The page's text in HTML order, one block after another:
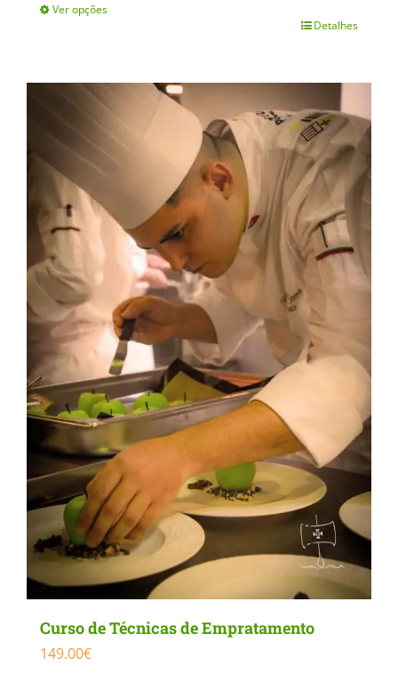
Ver opções
has
variants.
The
options
may
be
chosen
on
the
product
page
Detalhes
Curso de Técnicas de Empratamento
149.00€